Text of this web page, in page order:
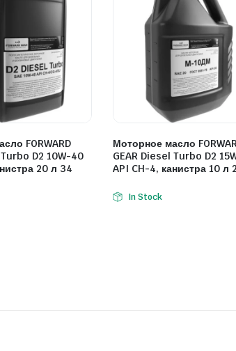
FORWARD
D2 10W-40
20 л 34
Моторное масло
GEAR Diesel Turbo D2
API CH-4, канистра 10 л
In Stock